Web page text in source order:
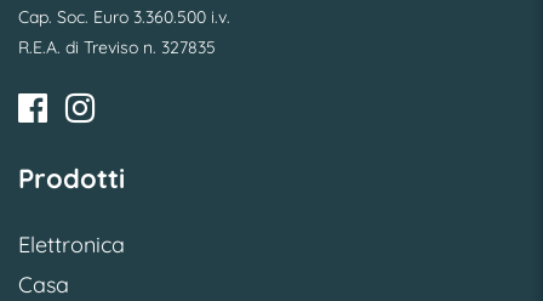
Cap. Soc. Euro 3.360.500 i.v.
R.E.A. di Treviso n. 327835
Prodotti
Elettronica
Casa